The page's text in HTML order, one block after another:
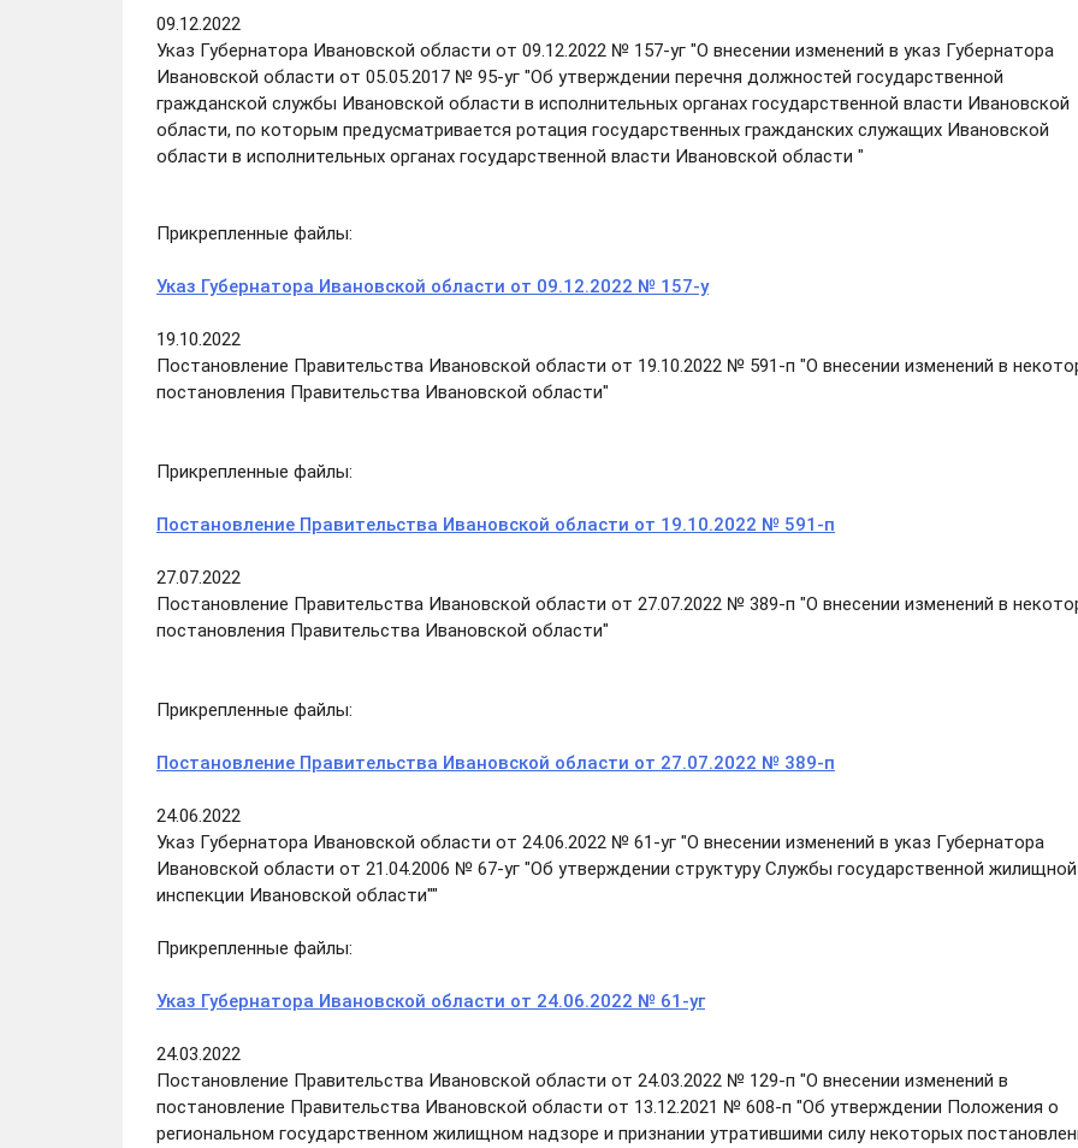
09.12.2022
Указ Губернатора Ивановской области от 09.12.2022 № 157-уг "О внесении изменений в указ Губернатора
Ивановской области от 05.05.2017 № 95-уг "Об утверждении перечня должностей государственной
гражданской службы Ивановской области в исполнительных органах государственной власти Ивановской
области, по которым предусматривается ротация государственных гражданских служащих Ивановской
области в исполнительных органах государственной власти Ивановской области "
Прикрепленные файлы:
Указ Губернатора Ивановской области от 09.12.2022 № 157-у
19.10.2022
Постановление Правительства Ивановской области от 19.10.2022 № 591-п "О внесении изменений в
постановления Правительства Ивановской области"
Прикрепленные файлы:
Постановление Правительства Ивановской области от 19.10.2022 № 591-п
27.07.2022
Постановление Правительства Ивановской области от 27.07.2022 № 389-п "О внесении изменений в
постановления Правительства Ивановской области"
Прикрепленные файлы:
Постановление Правительства Ивановской области от 27.07.2022 № 389-п
24.06.2022
Указ Губернатора Ивановской области от 24.06.2022 № 61-уг "О внесении изменений в указ Губернатора
Ивановской области от 21.04.2006 № 67-уг "Об утверждении структуру Службы государственной жилищной
инспекции Ивановской области""
Прикрепленные файлы:
Указ Губернатора Ивановской области от 24.06.2022 № 61-уг
24.03.2022
Постановление Правительства Ивановской области от 24.03.2022 № 129-п "О внесении изменений в
постановление Правительства Ивановской области от 13.12.2021 № 608-п "Об утверждении Положения о
региональном государственном жилищном надзоре и признании утратившими силу некоторых